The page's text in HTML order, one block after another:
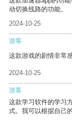
动切换线路的功能。
2024-10-25
游客
这款游戏的剧情非常
2024-10-25
游客
这款学习软件的学习
式。我可以根据自己